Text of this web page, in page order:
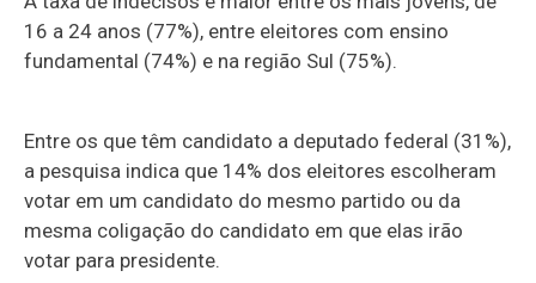
16 a 24 anos (77%), entre eleitores com ensino
fundamental (74%) e na região Sul (75%).
Entre os que têm candidato a deputado federal (31%),
a pesquisa indica que 14% dos eleitores escolheram
votar em um candidato do mesmo partido ou da
mesma coligação do candidato em que elas irão
votar para presidente.